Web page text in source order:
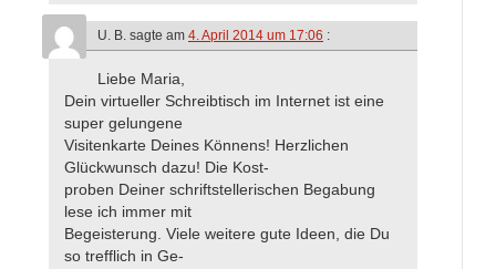
U. B. sagte am 4. April 2014 um 17:06 :
Liebe Maria,
Dein virtueller Schreibtisch im Internet ist eine
super gelungene
Visitenkarte Deines Könnens! Herzlichen
Glückwunsch dazu! Die Kost-
proben Deiner schriftstellerischen Begabung
lese ich immer mit
Begeisterung. Viele weitere gute Ideen, die Du
so trefflich in Ge-